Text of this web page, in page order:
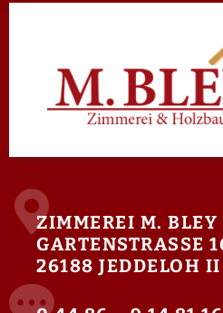
ZIMMEREI M. BLEY
GARTENSTRASSE 16
26188 JEDDELOH II